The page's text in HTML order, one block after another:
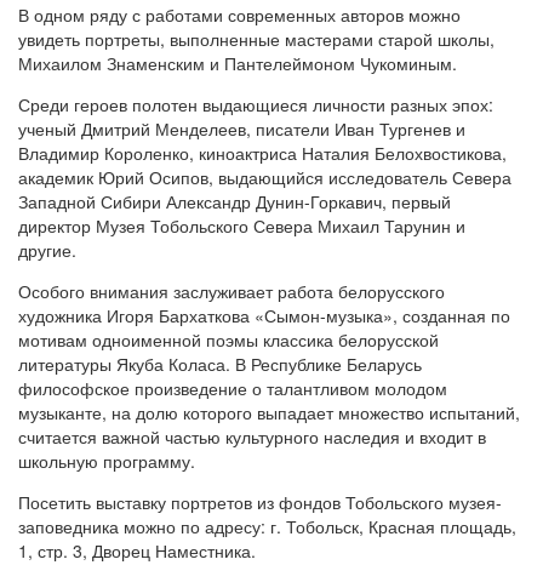
В одном ряду с работами современных авторов можно
увидеть портреты, выполненные мастерами старой школы,
Михаилом Знаменским и Пантелеймоном Чукоминым.
Среди героев полотен выдающиеся личности разных эпох:
ученый Дмитрий Менделеев, писатели Иван Тургенев и
Владимир Короленко, киноактриса Наталия Белохвостикова,
академик Юрий Осипов, выдающийся исследователь Севера
Западной Сибири Александр Дунин-Горкавич, первый
директор Музея Тобольского Севера Михаил Тарунин и
другие.
Особого внимания заслуживает работа белорусского
художника Игоря Бархаткова «Сымон-музыка», созданная по
мотивам одноименной поэмы классика белорусской
литературы Якуба Коласа. В Республике Беларусь
философское произведение о талантливом молодом
музыканте, на долю которого выпадает множество испытаний,
считается важной частью культурного наследия и входит в
школьную программу.
Посетить выставку портретов из фондов Тобольского музея-
заповедника можно по адресу: г. Тобольск, Красная площадь,
1, стр. 3, Дворец Наместника.